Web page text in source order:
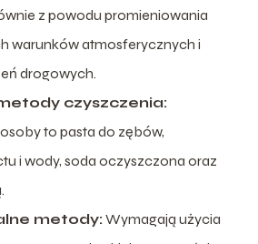
z powodu promieniowania
warunków atmosferycznych i
drogowych.
czyszczenia:
to pasta do zębów,
i wody, soda oczyszczona oraz
metody: Wymagają użycia